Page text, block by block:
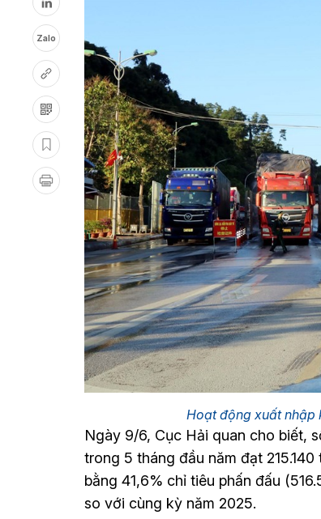
Zalo
Hoạt động xuất nhập
Ngày 9/6, Cục Hải quan cho biết,
trong 5 tháng đầu năm đạt
bằng 41,6% chỉ tiêu phấn đấu
so với cùng kỳ năm 2025.